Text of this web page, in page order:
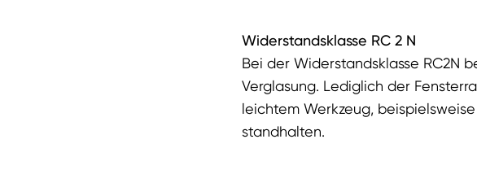
Widerstandsklasse RC 2 N
Bei der Widerstandsklasse RC2N
Verglasung. Lediglich der
leichtem Werkzeug,
standhalten.